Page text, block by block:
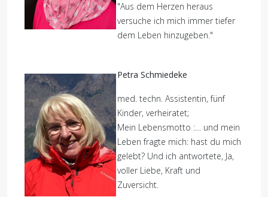
"Aus dem Herzen heraus
versuche ich mich immer tiefer
dem Leben hinzugeben."
Petra Schmiedeke
med. techn. Assistentin, fünf
Kinder, verheiratet;
Mein Lebensmotto :… und mein
Leben fragte mich: hast du mich
gelebt? Und ich antwortete, Ja,
voller Liebe, Kraft und
Zuversicht.